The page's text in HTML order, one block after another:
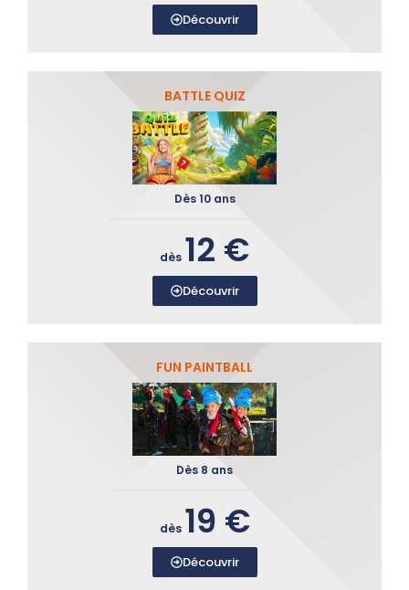
Découvrir
BATTLE QUIZ
Dès 10 ans
dès 12 €
Découvrir
FUN PAINTBALL
Dès 8 ans
dès 19 €
Découvrir